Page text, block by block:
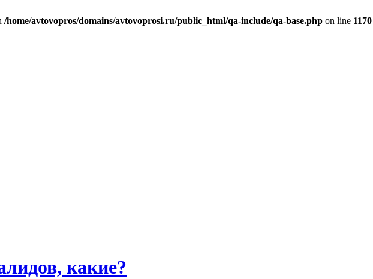
/home/avtovopros/domains/avtovoprosi.ru/public_html/qa-include/qa-base.php on line 1170
какие?